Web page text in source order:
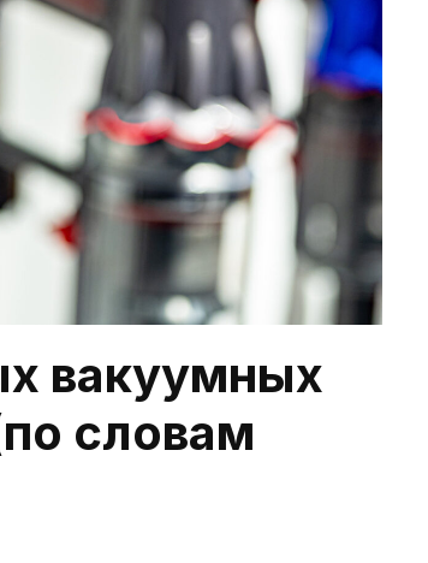
вакуумных
словам